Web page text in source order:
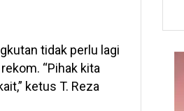
tidak perlu lagi
“Pihak kita
ketus T. Reza